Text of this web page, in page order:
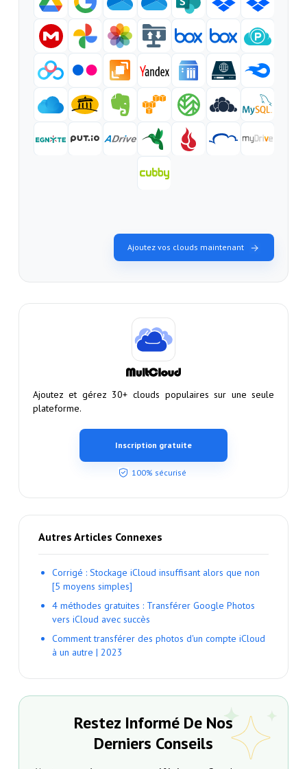
Ajoutez vos clouds maintenant
Ajoutez et gérez 30+ clouds populaires sur une seule
plateforme.
Inscription gratuite
100% sécurisé
Autres Articles Connexes
Corrigé : Stockage iCloud insuffisant alors que non
[5 moyens simples]
4 méthodes gratuites : Transférer Google Photos
vers iCloud avec succès
Comment transférer des photos d'un compte iCloud
à un autre | 2023
Restez Informé De Nos
Derniers Conseils